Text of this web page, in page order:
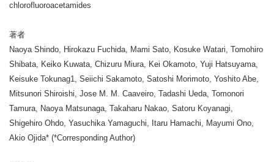
chlorofluoroacetamides
著者
Naoya Shindo, Hirokazu Fuchida, Mami Sato, Kosuke Watari, Tomohiro
Shibata, Keiko Kuwata, Chizuru Miura, Kei Okamoto, Yuji Hatsuyama,
Keisuke Tokunag1, Seiichi Sakamoto, Satoshi Morimoto, Yoshito Abe,
Mitsunori Shiroishi, Jose M. M. Caaveiro, Tadashi Ueda, Tomonori
Tamura, Naoya Matsunaga, Takaharu Nakao, Satoru Koyanagi,
Shigehiro Ohdo, Yasuchika Yamaguchi, Itaru Hamachi, Mayumi Ono,
Akio Ojida* (*Corresponding Author)